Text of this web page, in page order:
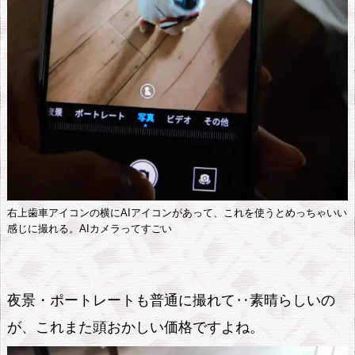
右上歯車アイコンの横にAIアイコンがあって、これを使うとめっちゃいい
感じに撮れる。AIカメラってすごい
夜景・ポートレートも普通に撮れて‥素晴らしいの
が、これまた頭おかしい価格ですよね。